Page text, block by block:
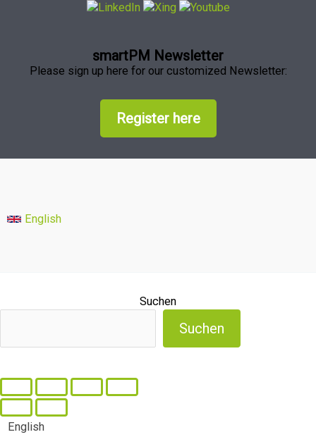
smartPM Newsletter
Please sign up here for our customized Newsletter:
Register here
English
Suchen
Suchen
English